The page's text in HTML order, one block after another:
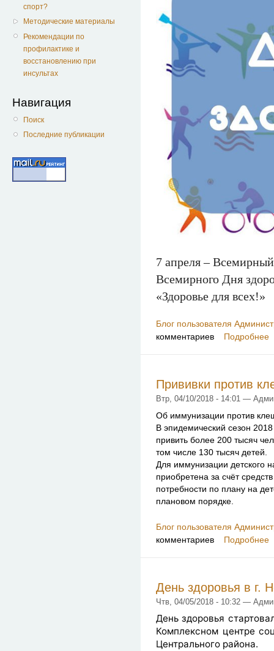
спорт?
Методические материалы
Рекомендации по
профилактике и
восстановлению при
инсультах
Навигация
Поиск
Последние публикации
7 апреля –
Всемирного Дня
«Здоровье для всех!»
Блог пользователя
комментариев
Подробнее
Прививки против
Втр, 04/10/2018 - 14:01 —
Об иммунизации против
В эпидемический сезон
привить более 200 тысяч
том числе 130 тысяч детей.
Для иммунизации детского
приобретена за счёт
потребности по плану на
плановом порядке.
Блог пользователя
комментариев
Подробнее
День здоровья в г.
Чтв, 04/05/2018 - 10:32 —
День здоровья
Комплексном центре
Центрального района.